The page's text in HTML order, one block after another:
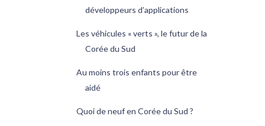
développeurs d’applications
Les véhicules « verts », le futur de la
Corée du Sud
Au moins trois enfants pour être
aidé
Quoi de neuf en Corée du Sud ?